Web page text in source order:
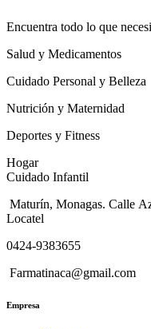
Encuentra todo lo que
Salud y Medicamentos
Cuidado Personal y Belleza
Nutrición y Maternidad
Deportes y Fitness
Hogar
Cuidado Infantil
Maturín, Monagas. Calle
Locatel
0424-9383655
Farmatinaca@gmail.com
Empresa